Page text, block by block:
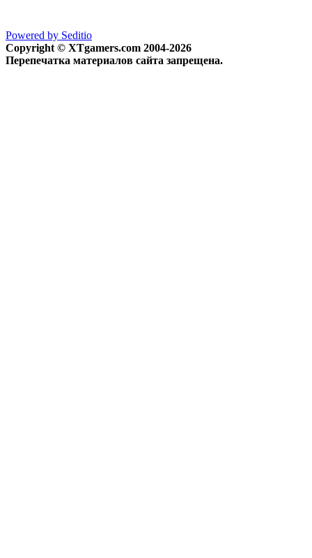
Powered by Seditio
Copyright © XTgamers.com 2004-2026
Перепечатка материалов сайта запрещена.